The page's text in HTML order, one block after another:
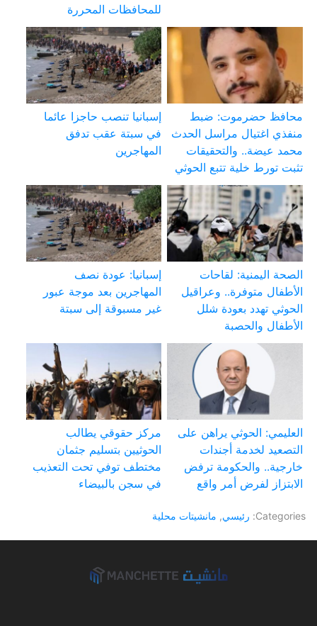
للمحافظات المحررة
محافظ حضرموت: ضبط
منفذي اغتيال مراسل الحدث
محمد عيضة.. والتحقيقات
تثبت تورط خلية تتبع الحوثي
إسبانيا تنصب حاجزا عائما
في سبتة عقب تدفق
المهاجرين
الصحة اليمنية: لقاحات
الأطفال متوفرة.. وعراقيل
الحوثي تهدد بعودة شلل
الأطفال والحصبة
إسبانيا: عودة نصف
المهاجرين بعد موجة عبور
غير مسبوقة إلى سبتة
العليمي: الحوثي يراهن على
التصعيد لخدمة أجندات
خارجية.. والحكومة ترفض
الابتزاز لفرض أمر واقع
مركز حقوقي يطالب
الحوثيين بتسليم جثمان
مختطف توفي تحت التعذيب
في سجن بالبيضاء
Categories: رئيسي, مانشيتات محلية